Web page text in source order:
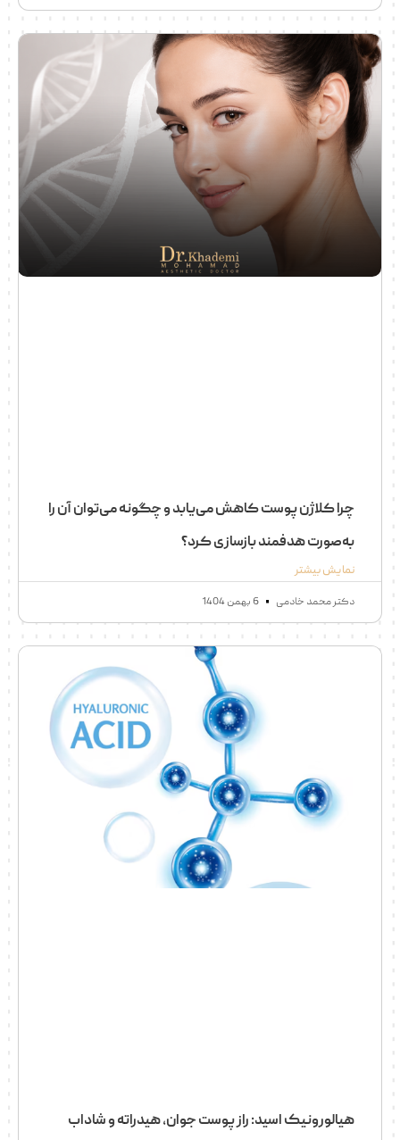
چرا کلاژن پوست کاهش می‌یابد و چگونه می‌توان آن را
به‌صورت هدفمند بازسازی کرد؟
نمایش بیشتر
دکتر محمد خادمی
هیالورونیک اسید: راز پوست جوان، هیدراته و شاداب